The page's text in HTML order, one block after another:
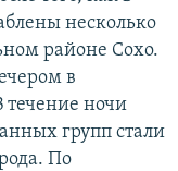
несколько
районе Сохо.
в
течение ночи
групп стали
По